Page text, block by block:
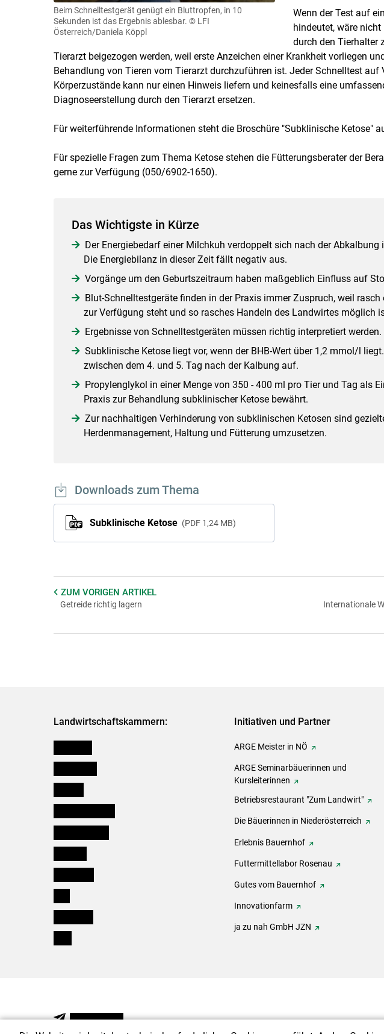
Beim Schnelltestgerät genügt ein Bluttropfen, in 10
Sekunden ist das Ergebnis ablesbar. © LFI
Österreich/Daniela Köppl
Wenn der Test auf
hindeutet, wäre
durch den Tierhalter
Tierarzt beigezogen werden, weil erste Anzeichen einer Krankheit vorliegen
Behandlung von Tieren vom Tierarzt durchzuführen ist. Jeder Schnelltest auf
Körperzustände kann nur einen Hinweis liefern und keinesfalls eine
Diagnoseerstellung durch den Tierarzt ersetzen.
Für weiterführende Informationen steht die Broschüre "Subklinische Ketose"
Für spezielle Fragen zum Thema Ketose stehen die Fütterungsberater der
gerne zur Verfügung (050/6902-1650).
Das Wichtigste in Kürze
Der Energiebedarf einer Milchkuh verdoppelt sich nach der Abkalbung
Die Energiebilanz in dieser Zeit fällt negativ aus.
Vorgänge um den Geburtszeitraum haben maßgeblich Einfluss auf
Blut-Schnelltestgeräte finden in der Praxis immer Zuspruch, weil rasch
zur Verfügung steht und so rasches Handeln des Landwirtes möglich
Ergebnisse von Schnelltestgeräten müssen richtig interpretiert werden.
Subklinische Ketose liegt vor, wenn der BHB-Wert über 1,2 mmol/l
zwischen dem 4. und 5. Tag nach der Kalbung auf.
Propylenglykol in einer Menge von 350 - 400 ml pro Tier und Tag als
Praxis zur Behandlung subklinischer Ketose bewährt.
Zur nachhaltigen Verhinderung von subklinischen Ketosen sind
Herdenmanagement, Haltung und Fütterung umzusetzen.
Downloads zum Thema
Subklinische Ketose PDF 1,24 MB
ZUM VORIGEN ARTIKEL
Getreide richtig lagern
Internationale
Landwirtschaftskammern: Initiativen und Partner
ARGE Meister in NÖ
ARGE Seminarbäuerinnen und
Kursleiterinnen
Betriebsrestaurant "Zum Landwirt"
Die Bäuerinnen in Niederösterreich
Erlebnis Bauernhof
Futtermittellabor Rosenau
Gutes vom Bauernhof
Innovationfarm
ja zu nah GmbH JZN
NEWSLETTER